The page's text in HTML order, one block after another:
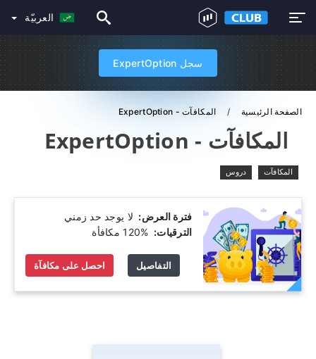
العربيّة
سجل ExpertOption
الصفحة الرئيسية المكافآت - ExpertOption
المكافآت - ExpertOption
المكافآت دروس
فترة العرض: ‫ لا يوجد حد زمني
الترقيات:
احصل على مكافآة التفاصيل